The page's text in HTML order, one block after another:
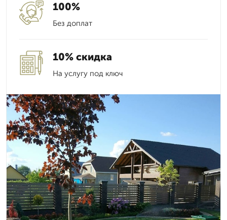
100%
Без доплат
10% скидка
На услугу под ключ